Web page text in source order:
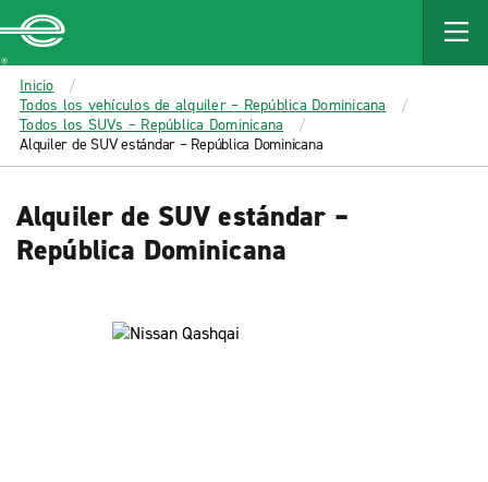
MAIN
CONTENT
Enterprise
Inicio
Todos los vehículos de alquiler – República Dominicana
Todos los SUVs – República Dominicana
Alquiler de SUV estándar – República Dominicana
Alquiler de SUV estándar –
República Dominicana